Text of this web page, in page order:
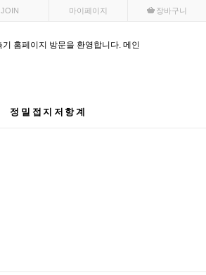
JOIN 마이페이지 장바구니
정밀접지저항계